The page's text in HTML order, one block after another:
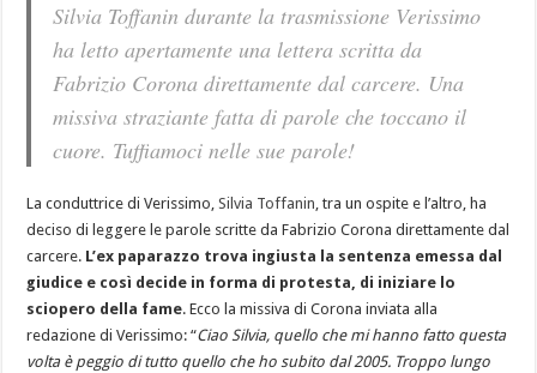
Silvia Toffanin durante la trasmissione Verissimo
ha letto apertamente una lettera scritta da
Fabrizio Corona direttamente dal carcere. Una
missiva straziante fatta di parole che toccano il
cuore. Tuffiamoci nelle sue parole!
La conduttrice di Verissimo,Silvia Toffanin, tra un ospite e l’altro, ha
deciso di leggere le parole scritte da Fabrizio Corona direttamente dal
carcere. L’ex paparazzo trova ingiusta la sentenza emessa dal
giudice e così decide in forma di protesta, di iniziare lo
sciopero della fame. Ecco la missiva di Corona inviata alla
redazione di Verissimo: “Ciao Silvia, quello che mi hanno fatto questa
volta è peggio di tutto quello che ho subito dal 2005. Troppo lungo